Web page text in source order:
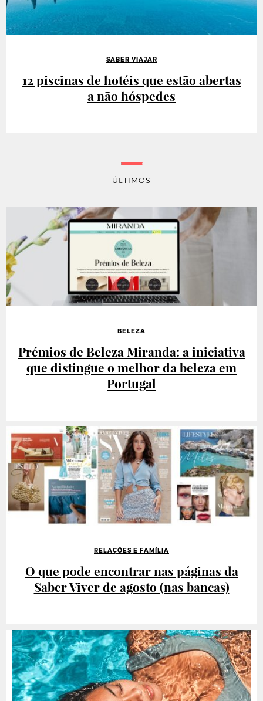
SABER VIAJAR
12 piscinas de hotéis que estão abertas
a não hóspedes
ÚLTIMOS
BELEZA
Prémios de Beleza Miranda: a iniciativa
que distingue o melhor da beleza em
Portugal
RELAÇÕES E FAMÍLIA
O que pode encontrar nas páginas da
Saber Viver de agosto (nas bancas)